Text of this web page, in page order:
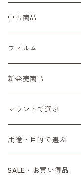
Nikon（ニコン）
Sシリーズ
Fシリーズ（一桁＋F100）
Canon（キヤノン）
レンジファインダー（7、
PENTAX（ペンタック
SL、SP
K2、KX、KM
CONTAX（コンタック
G1、G2
Tシリーズ
MINOLTA（ミノルタ）
コンパクト
OLYMPUS（オリンパ
中古商品
フィルムカメラ
一眼レフカメラ（マニュ
一眼レフカメラ（オート
デジタルカメラ
一眼カメラ
ミラーレスカメラ
マニュアルレンズ
一眼レンズ
レンジファインダーレンズ
オートフォーカスレン
一眼レンズ
マウントアダプター
フィルム
レンズ付きフィルム
35mm（135）カラー
35mm（135）白黒ネガ
35mm（135）カラー
新発売商品
フィルムカメラ
レンズ付きフィルム
アクセサリー・付属品
マウントで選ぶ
M42
L39
用途・目的で選ぶ
初心者の方へもおすす
SALE・お買い得品